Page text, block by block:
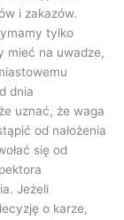
i zakazów.
tylko
mieć na uwadze,
dnia
uznać, że waga
od nałożenia
się od
Jeżeli
o karze,